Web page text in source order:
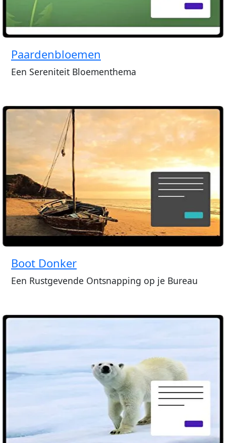
Paardenbloemen
Een Sereniteit Bloementhema
Boot Donker
Een Rustgevende Ontsnapping op je Bureau